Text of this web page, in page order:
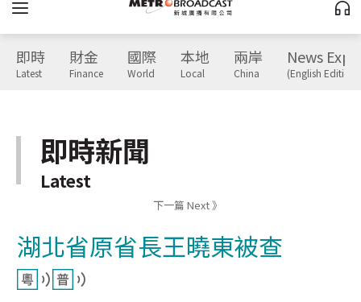
即時
Latest
財金
Finance
國際
World
本地
Local
兩岸
China
News
(English Edition)
即時新聞
Latest
下一篇 Next 》
湖北省原省長王曉東被查